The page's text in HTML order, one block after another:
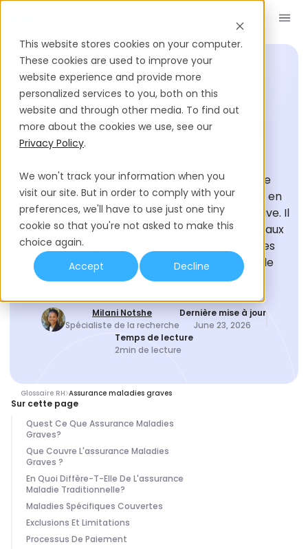
This website stores cookies on your computer.
These cookies are used to improve your
website experience and provide more
personalized services to you, both on this
website and through other media. To find out
more about the cookies we use, see our
Privacy Policy.
We won't track your information when you
visit our site. But in order to comply with your
preferences, we'll have to use just one tiny
cookie so that you're not asked to make this
choice again.
Accept
Decline
GLOSSAIRE DU RECRUTEMENT
Assurance Maladies
L'assurance maladies graves est une police
conçue pour offrir une protection financière en
cas de diagnostic d'un problème de santé grave. Il
prévoit un paiement forfaitaire, permettant aux
assurés de gérer les frais médicaux et autres
obligations financières pendant une période
difficile.
Milani Notshe
Spécialiste de la recherche
Dernière mise à jour
June 23, 2026
Temps de lecture
2min de lecture
Glossaire RH Assurance maladies graves
Sur cette page
Quest Ce Que Assurance Maladies
Graves?
Que Couvre L'assurance Maladies
Graves ?
En Quoi Diffère-T-Elle De L'assurance
Maladie Traditionnelle?
Maladies Spécifiques Couvertes
Exclusions Et Limitations
Processus De Paiement